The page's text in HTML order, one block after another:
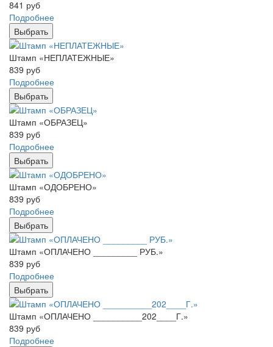
841 руб
Подробнее
Выбрать
Штамп «НЕПЛАТЕЖНЫЕ»
839 руб
Подробнее
Выбрать
Штамп «ОБРАЗЕЦ»
839 руб
Подробнее
Выбрать
Штамп «ОДОБРЕНО»
839 руб
Подробнее
Выбрать
Штамп «ОПЛАЧЕНО _________ РУБ.»
839 руб
Подробнее
Выбрать
Штамп «ОПЛАЧЕНО __________202____Г.»
839 руб
Подробнее